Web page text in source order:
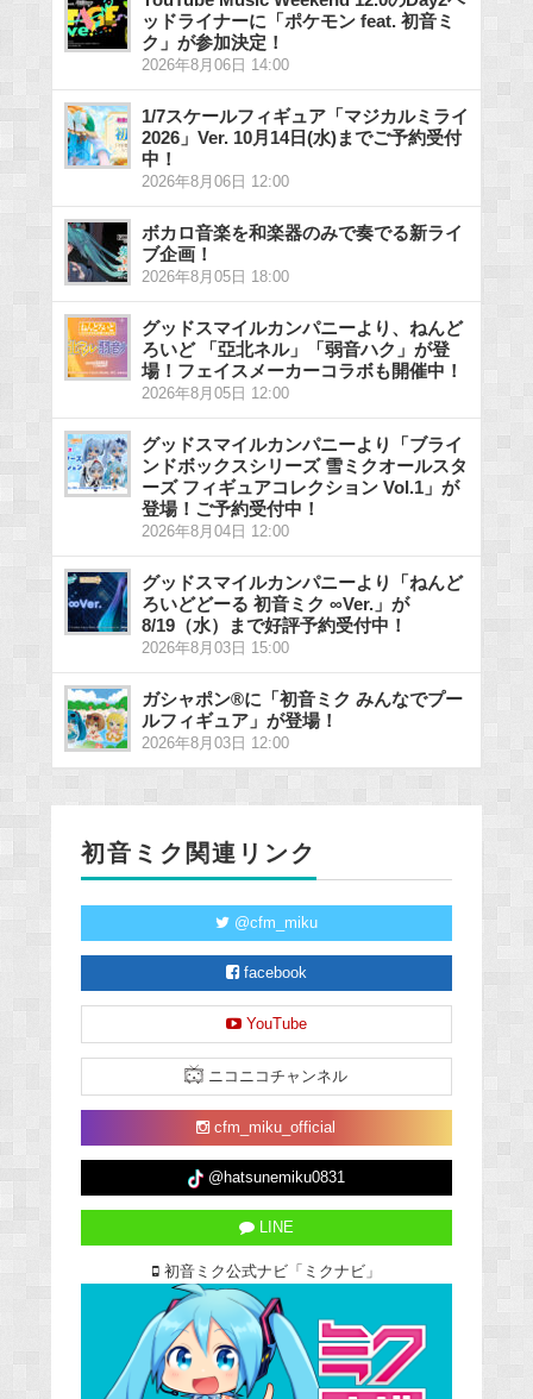
ッドライナーに「ポケモン feat. 初音ミ
ク」が参加決定！
2026年8月06日 14:00
1/7スケールフィギュア「マジカルミライ
2026」Ver. 10月14日(水)までご予約受付
中！
2026年8月06日 12:00
ボカロ音楽を和楽器のみで奏でる新ライ
ブ企画！
2026年8月05日 18:00
グッドスマイルカンパニーより、ねんど
ろいど 「亞北ネル」「弱音ハク」が登
場！フェイスメーカーコラボも開催中！
2026年8月05日 12:00
グッドスマイルカンパニーより「ブライ
ンドボックスシリーズ 雪ミクオールスタ
ーズ フィギュアコレクション Vol.1」が
登場！ご予約受付中！
2026年8月04日 12:00
グッドスマイルカンパニーより「ねんど
ろいどどーる 初音ミク ∞Ver.」が
8/19（水）まで好評予約受付中！
2026年8月03日 15:00
ガシャポン®に「初音ミク みんなでプー
ルフィギュア」が登場！
2026年8月03日 12:00
初音ミク関連リンク
@cfm_miku
facebook
YouTube
ニコニコチャンネル
cfm_miku_official
@hatsunemiku0831
LINE
初音ミク公式ナビ「ミクナビ」